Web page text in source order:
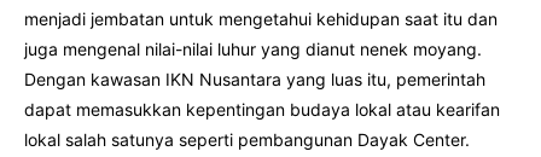
menjadi jembatan untuk mengetahui kehidupan saat itu dan
juga mengenal nilai-nilai luhur yang dianut nenek moyang.
Dengan kawasan IKN Nusantara yang luas itu, pemerintah
dapat memasukkan kepentingan budaya lokal atau kearifan
lokal salah satunya seperti pembangunan Dayak Center.